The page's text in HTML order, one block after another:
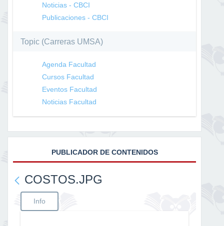
Noticias - CBCI
Publicaciones - CBCI
Topic (Carreras UMSA)
Agenda Facultad
Cursos Facultad
Eventos Facultad
Noticias Facultad
PUBLICADOR DE CONTENIDOS
COSTOS.JPG
Info